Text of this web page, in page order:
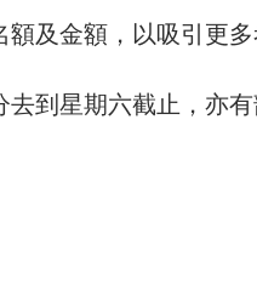
及金額，以吸引更多
到星期六截止，亦